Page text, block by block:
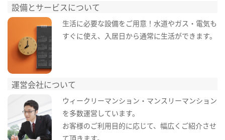
設備とサービスについて
生活に必要な設備をご用意！水道やガス・電気も
すぐに使え、入居日から通常に生活ができます。
運営会社について
ウィークリーマンション・マンスリーマンション
を多数運営しています。
お客様のご利用目的に応じて、幅広くご紹介させ